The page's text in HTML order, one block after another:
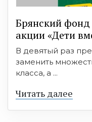
Брянский фонд
акции «Дети
В девятый раз
заменить
класса, а ...
Читать далее